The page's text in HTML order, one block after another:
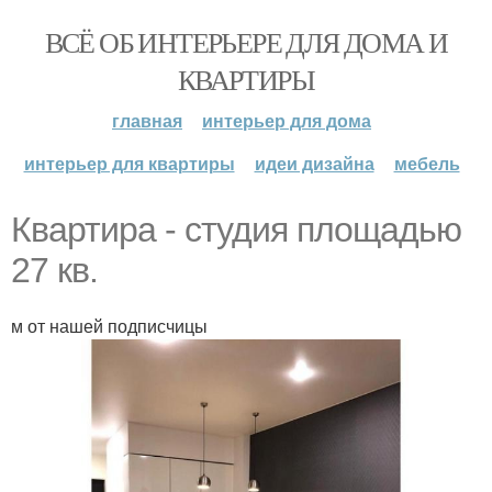
ВСЁ ОБ ИНТЕРЬЕРЕ ДЛЯ ДОМА И
КВАРТИРЫ
главная
интерьер для дома
интерьер для квартиры
идеи дизайна мебель
Квартира - студия площадью
27 кв.
м от нашей подписчицы